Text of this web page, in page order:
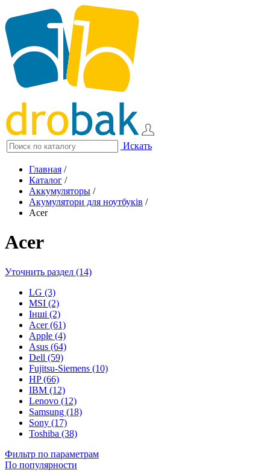
Искать
Главная /
Каталог /
Аккумуляторы /
Акумулятори для ноутбуків /
Acer
Acer
Уточнить раздел (14)
LG (3)
MSI (2)
Інші (2)
Acer (61)
Apple (4)
Asus (64)
Dell (59)
Fujitsu-Siemens (10)
HP (66)
IBM (12)
Lenovo (12)
Samsung (18)
Sony (17)
Toshiba (38)
Фильтр по параметрам
По популярности